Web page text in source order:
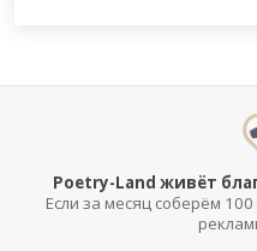
Poetry-Land живёт
Если за месяц соберём